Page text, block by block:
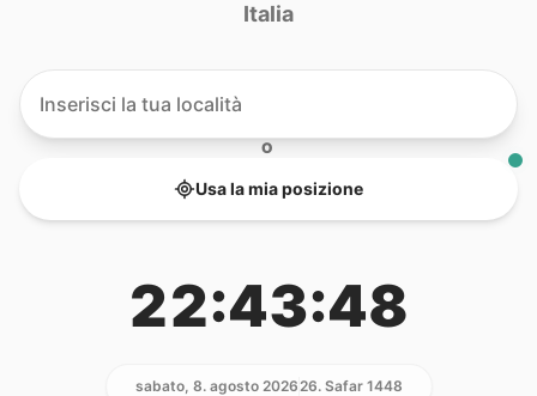
Italia
O
Usa la mia posizione
22:43:48
sabato, 8. agosto 202626. Safar 1448